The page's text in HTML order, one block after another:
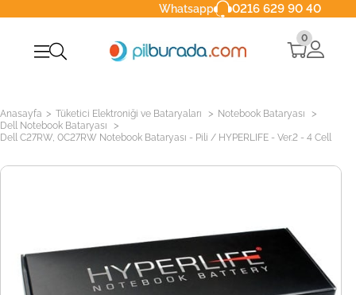
Whatsapp 0216 629 90 40
0
Anasayfa > Tüketici Elektroniği ve Bataryaları > Notebook Bataryası >
Dell Notebook Bataryası >
Dell C27RW, 0C27RW Notebook Bataryası - Pili / HYPERLIFE - Ver.2 - 4 Cell